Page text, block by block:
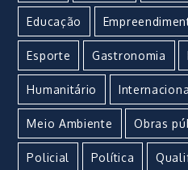
Educação
Esporte Gastronomia
Humanitário
Meio Ambiente Obras
Policial Política